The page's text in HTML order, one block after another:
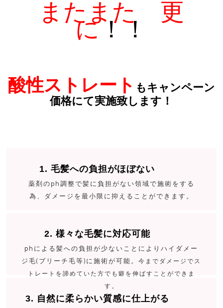
またまた 更
に！！
酸性ストレート もキャンペーン
価格にて実施致します！
1. 毛髪への負担がほぼない
薬剤のph調整で髪に負担がない領域で施術をする
為、ダメージを最小限に抑えることができます。
2. 様々な毛髪に対応可能
phによる髪への負担が少ないことによりハイダメー
ジ毛(ブリーチ毛等)に施術が可能。今までダメージでス
トレートを諦めていた方でも癖を伸ばすことができま
す。
3. 自然に柔らかい質感に仕上がる